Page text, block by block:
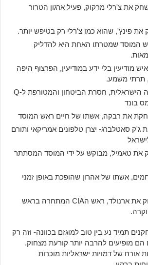
את צ'רלי מרקוק, פעיל ארגון הטרור
פינץ', שהוא כמו צ'רלי רק בטיפש יותר.
המוסד שמטרתו האחת היא להדליק
מודיעין בלי ידע במודיעין, הפרצוף היפה
תרתי משמע.
תומר שרון- הגרסה הישראלית, חסרת הביטחון והמטורפת ל-Q
בונד
את רבקה, אשתו של חיים ראש המוסד
ג'ק סאטלברג- יצרן טלפונים אמריקאי ותורם
את טאמיל, מבוקש על ידי המוסד המסתתר
אשתו של אהרון שהופכת באופן זמני
אהרון קפלן- משחק את ארנולד, ראש הCIA המתחרה בראש
תמיד נע בין טוב למוגזם בכוונה- וזה רק
מופיעים להרבה יותר קורעת מצחוק.
אורח של דמויות ישראליות מוכרות